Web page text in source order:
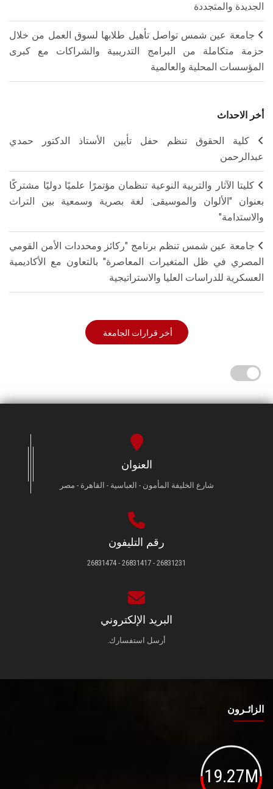
الجديدة والمتجددة
جامعة عين شمس تواصل تأهيل طلابها لسوق العمل من خلال
حزمة متكاملة من البرامج التدريبية والشراكات مع كبرى
المؤسسات المحلية والعالمية
أخر الاحداث
كلية الحقوق تنظم حفل تأبين الأستاذ الدكتور حمدي
عبدالرحمن
كليتا الآثار والتربية النوعية تنظمان مؤتمرًا علميًا دوليًا مشتركًا
بعنوان "الألوان والموسيقى: لغة بصرية وسمعية بين التراث
والاستدامة"
جامعة عين شمس تنظم برنامج "ركائز ومحددات الأمن القومي
المصري في ظل المتغيرات المعاصرة" بالتعاون مع الأكاديمية
العسكرية للدراسات العليا والاستراتيجية
أخر قرارات الجامعة
العنوان
شارع الخليفة المأمون - العباسية - القاهرة - مصر
رقم التليفون
26831231 - 26831417 - 26831474
البريد الإلكتروني
أرسل استفسارك.
الزائـرون
19.27M